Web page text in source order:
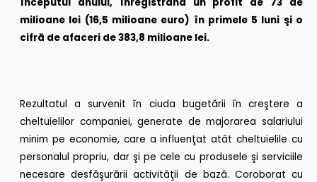
milioane lei (16,5 milioane euro) în primele 5 luni şi o
cifră de afaceri de 383,8 milioane lei.
Rezultatul a survenit în ciuda bugetării în creştere a
cheltuielilor companiei, generate de majorarea salariului
minim pe economie, care a influenţat atât cheltuielile cu
personalul propriu, dar şi pe cele cu produsele şi serviciile
necesare desfăşurării activităţii de bază. Coroborat cu